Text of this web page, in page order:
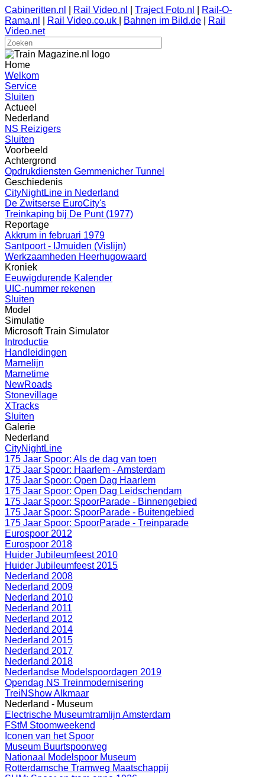
Cabineritten.nl Rail Video.nl Traject Foto.nl
Rail-O-
Rama.nl
Rail Video.co.uk Bahnen im Bild.de
Rail
Video.net
Home
Welkom
Service
Sluiten
Actueel
Nederland
NS Reizigers
Sluiten
Voorbeeld
Achtergrond
Opdrukdiensten Gemmenicher Tunnel
Geschiedenis
CityNightLine in Nederland
De Zwitserse EuroCity's
Treinkaping bij De Punt (1977)
Reportage
Akkrum in februari 1979
Santpoort - IJmuiden (Vislijn)
Werkzaamheden Heerhugowaard
Kroniek
Eeuwigdurende Kalender
UIC-nummer rekenen
Sluiten
Model
Simulatie
Microsoft Train Simulator
Introductie
Handleidingen
Marnelijn
Marnetime
NewRoads
Stonevillage
XTracks
Sluiten
Galerie
Nederland
CityNightLine
175 Jaar Spoor: Als de dag van toen
175 Jaar Spoor: Haarlem - Amsterdam
175 Jaar Spoor: Open Dag Haarlem
175 Jaar Spoor: Open Dag Leidschendam
175 Jaar Spoor: SpoorParade - Binnengebied
175 Jaar Spoor: SpoorParade - Buitengebied
175 Jaar Spoor: SpoorParade - Treinparade
Eurospoor 2012
Eurospoor 2018
Huider Jubileumfeest 2010
Huider Jubileumfeest 2015
Nederland 2008
Nederland 2009
Nederland 2010
Nederland 2011
Nederland 2012
Nederland 2014
Nederland 2015
Nederland 2017
Nederland 2018
Nederlandse Modelspoordagen 2019
Opendag NS Treinmodernisering
TreiNShow Alkmaar
Nederland - Museum
Electrische Museumtramlijn Amsterdam
FStM Stoomweekend
Iconen van het Spoor
Museum Buurtspoorweg
Nationaal Modelspoor Museum
Rotterdamsche Tramweg Maatschappij